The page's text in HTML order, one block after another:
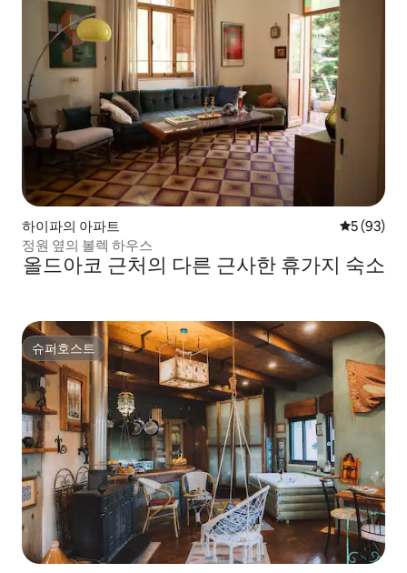
하이파의 아파트 평점 5점(5
5 (93)
정원 옆의 볼렉 하우스
올드아코 근처의 다른 근사한 휴가지 숙소
슈퍼호스트
슈퍼호스트